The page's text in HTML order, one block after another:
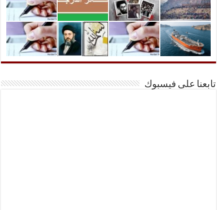
تابعنا على فيسبوك